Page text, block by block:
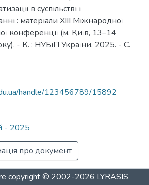
в суспільстві і
: матеріали XIІІ Міжнародної
конференції (м. Київ, 13–14
- К. : НУБіП України, 2025. - С.
handle/123456789/15892
- 2025
про документ
copyright © 2002-2026 LYRASIS